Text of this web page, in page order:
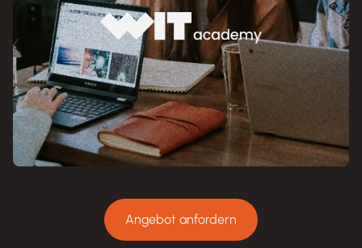
Angebot anfordern